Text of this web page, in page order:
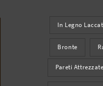
In Legno
Bronte
Pareti